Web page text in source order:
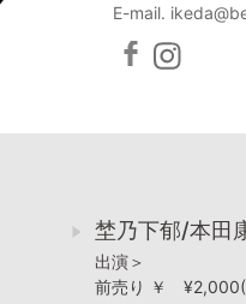
E-mail.
埜乃下郁/本田
出演＞
前売り ￥